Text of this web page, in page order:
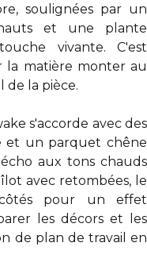
soulignées par un
et une plante
vivante. C'est
la matière monter au
la pièce.
s'accorde avec des
et un parquet chêne
aux tons chauds
avec retombées, le
pour un effet
les décors et les
de plan de travail en